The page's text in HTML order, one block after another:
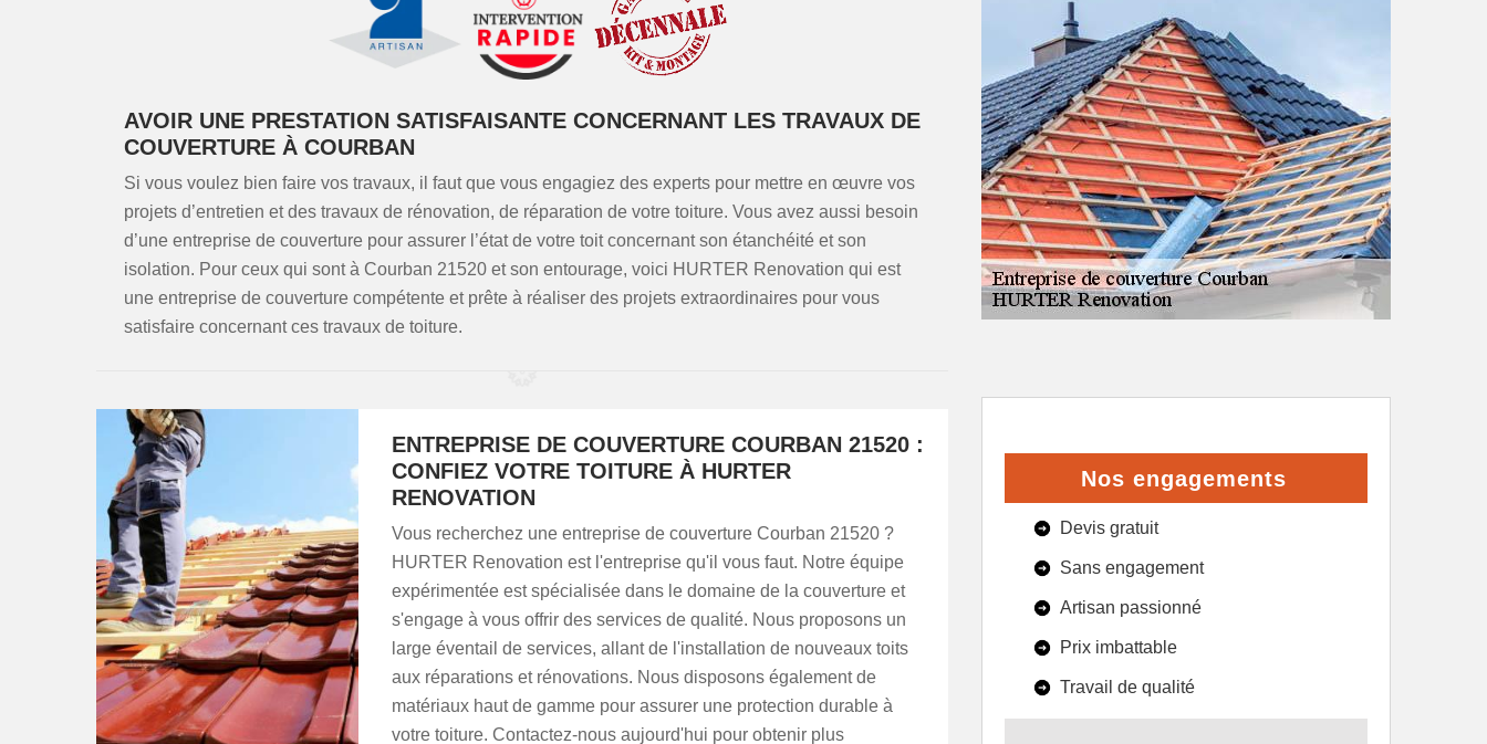
AVOIR UNE PRESTATION SATISFAISANTE CONCERNANT LES TRAVAUX DE
COUVERTURE À COURBAN
Si vous voulez bien faire vos travaux, il faut que vous engagiez des experts pour mettre en œuvre vos
projets d’entretien et des travaux de rénovation, de réparation de votre toiture. Vous avez aussi besoin
d’une entreprise de couverture pour assurer l’état de votre toit concernant son étanchéité et son
isolation. Pour ceux qui sont à Courban 21520 et son entourage, voici HURTER Renovation qui est
une entreprise de couverture compétente et prête à réaliser des projets extraordinaires pour vous
satisfaire concernant ces travaux de toiture.
ENTREPRISE DE COUVERTURE COURBAN 21520 :
CONFIEZ VOTRE TOITURE À HURTER
RENOVATION
Vous recherchez une entreprise de couverture Courban 21520 ?
HURTER Renovation est l'entreprise qu'il vous faut. Notre équipe
expérimentée est spécialisée dans le domaine de la couverture et
s'engage à vous offrir des services de qualité. Nous proposons un
large éventail de services, allant de l'installation de nouveaux toits
aux réparations et rénovations. Nous disposons également de
matériaux haut de gamme pour assurer une protection durable à
votre toiture. Contactez-nous aujourd'hui pour obtenir plus
Nos engagements
Devis gratuit
Sans engagement
Artisan passionné
Prix imbattable
Travail de qualité